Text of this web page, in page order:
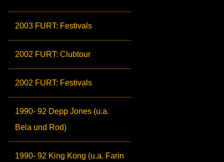
2003 FURT: Festivals
2002 FURT: Clubtour
2002 FURT: Festivals
1990- 92 Depp Jones (u.a.
Bela und Rod)
1990- 92 King Kong (u.a. Farin